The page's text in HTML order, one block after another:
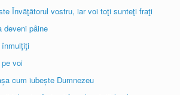
Învăţătorul vostru, iar voi toţi sunteţi fraţi
deveni pâine
voi
cum iubește Dumnezeu